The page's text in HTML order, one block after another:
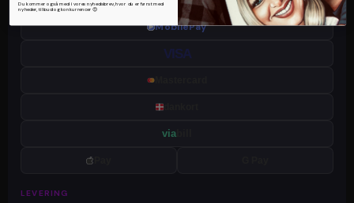
MobilePay
VISA
via
LEVERING
Du kommer også med i vores nyhedsbrev, hvor du er først med
nyheder, tilbud og konkurrencer 😍